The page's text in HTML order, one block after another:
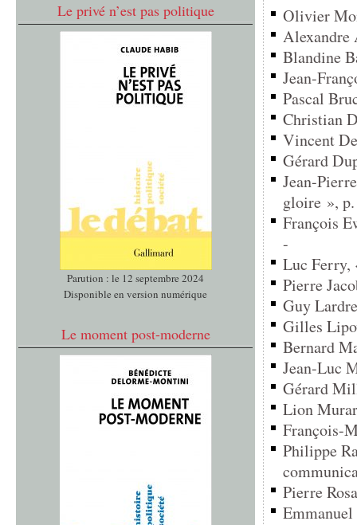
Le privé n’est pas politique
Parution : le 12 septembre 2024
Disponible en version numérique
Le moment post-moderne
Olivier
Alexandre
Blandine
Jean-
Pascal
Christian
Vincent
Gérard
Jean-
gloire »,
François
-
Luc Ferry,
Pierre
Guy
Gilles
Bernard
Jean-Luc
Gérard
Lion
François-
Philippe
Pierre